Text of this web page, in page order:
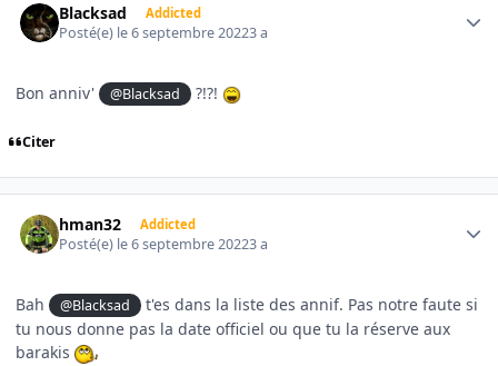
Blacksad Addicted
Posté(e) le 6 septembre 20223 a
Bon anniv' @Blacksad ?!?!
Citer
hman32 Addicted
Posté(e) le 6 septembre 20223 a
Bah @Blacksad
t'es dans la liste des annif. Pas notre faute si
tu nous donne pas la date officiel ou que tu la réserve aux
barakis